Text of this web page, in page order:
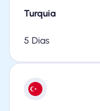
Turquia
5 Dias